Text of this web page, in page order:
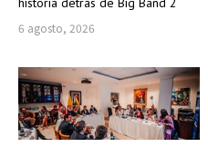
6 agosto, 2026